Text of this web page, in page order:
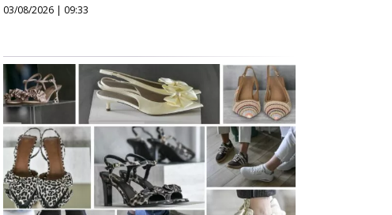
03/08/2026 | 09:33